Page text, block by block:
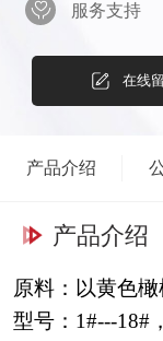
(0.7-
4.砂轮、油石方面
声波、隔音 6.滤料
经十一路联系电话:
服务支持
在线
产品介绍
产品介绍
原料：以黄色
型号： 1#---18#